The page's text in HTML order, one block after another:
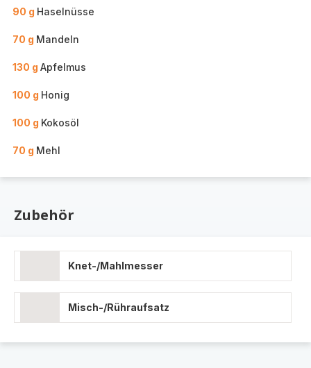
90 g Haselnüsse
70 g Mandeln
130 g Apfelmus
100 g Honig
100 g Kokosöl
70 g Mehl
Zubehör
Knet-/Mahlmesser
Misch-/Rühraufsatz